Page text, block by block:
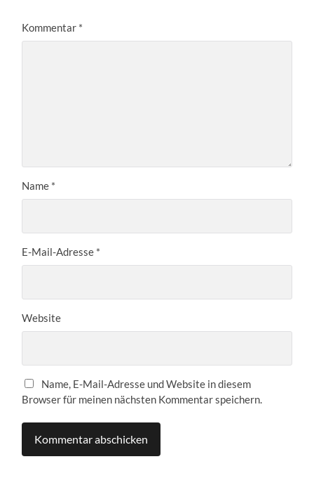
Kommentar *
Name *
E-Mail-Adresse *
Website
Name, E-Mail-Adresse und Website in diesem
Browser für meinen nächsten Kommentar speichern.